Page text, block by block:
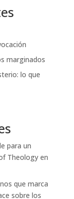
marginados
lo que
para un
Theologyen
que marca
sobre los